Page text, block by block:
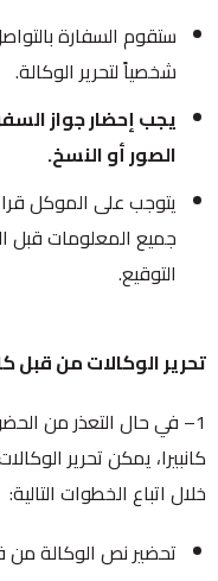
ستقوم السفارة
شخصياً لتحرير الوكالة.
يجب إحضار جواز
الصور أو النسخ.
يتوجب على الموكل
جميع المعلومات قبل
التوقيع.
تحرير الوكالات من قبل
1– في حال التعذر من
كانبيرا، يمكن تحرير
خلال اتباع الخطوات التالية:
تحضير نص الوكالة